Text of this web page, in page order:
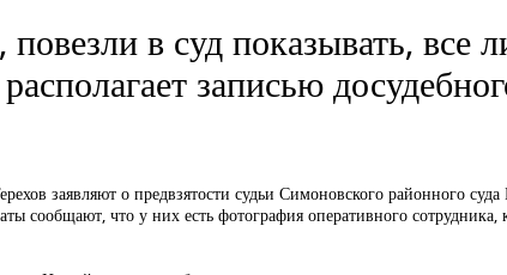
в суд показывать,
записью
заявляют о предвзятости судьи Симоновского районного
сообщают, что у них есть фотография оперативного сотрудника,